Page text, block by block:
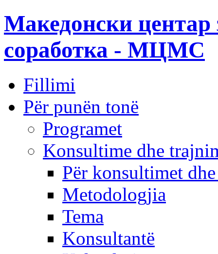
Македонски центар
соработка - МЦМС
Fillimi
Për punën tonë
Programet
Konsultime dhe
Për konsultimet
Metodologjia
Tema
Konsultantë